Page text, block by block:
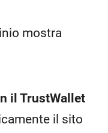
mostra
il TrustWallet
il sito